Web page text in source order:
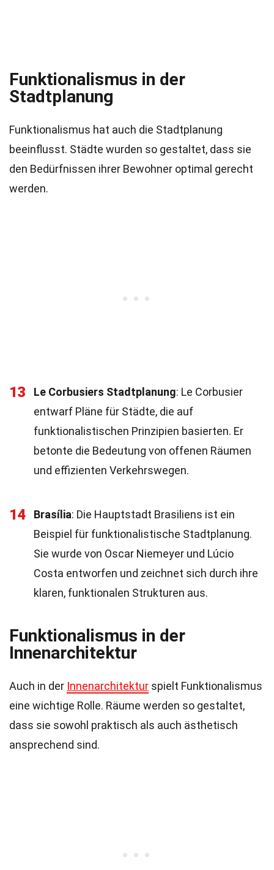
Funktionalismus in der
Stadtplanung
Funktionalismus hat auch die Stadtplanung
beeinflusst. Städte wurden so gestaltet, dass sie
den Bedürfnissen ihrer Bewohner optimal gerecht
werden.
13 Le Corbusiers Stadtplanung: Le Corbusier
entwarf Pläne für Städte, die auf
funktionalistischen Prinzipien basierten. Er
betonte die Bedeutung von offenen Räumen
und effizienten Verkehrswegen.
14 Brasília: Die Hauptstadt Brasiliens ist ein
Beispiel für funktionalistische Stadtplanung.
Sie wurde von Oscar Niemeyer und Lúcio
Costa entworfen und zeichnet sich durch ihre
klaren, funktionalen Strukturen aus.
Funktionalismus in der
Innenarchitektur
Auch in der Innenarchitektur spielt Funktionalismus
eine wichtige Rolle. Räume werden so gestaltet,
dass sie sowohl praktisch als auch ästhetisch
ansprechend sind.